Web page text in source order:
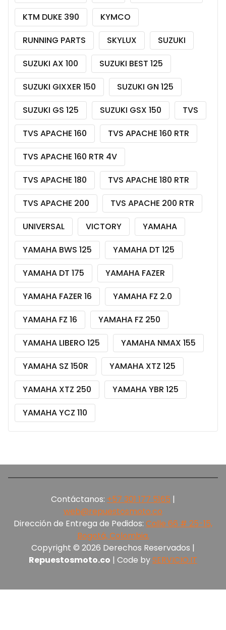
KTM DUKE 390
KYMCO
RUNNING PARTS
SKYLUX
SUZUKI
SUZUKI AX 100
SUZUKI BEST 125
SUZUKI GIXXER 150
SUZUKI GN 125
SUZUKI GS 125
SUZUKI GSX 150
TVS
TVS APACHE 160
TVS APACHE 160 RTR
TVS APACHE 160 RTR 4V
TVS APACHE 180
TVS APACHE 180 RTR
TVS APACHE 200
TVS APACHE 200 RTR
UNIVERSAL
VICTORY
YAMAHA
YAMAHA BWS 125
YAMAHA DT 125
YAMAHA DT 175
YAMAHA FAZER
YAMAHA FAZER 16
YAMAHA FZ 2.0
YAMAHA FZ 16
YAMAHA FZ 250
YAMAHA LIBERO 125
YAMAHA NMAX 155
YAMAHA SZ 150R
YAMAHA XTZ 125
YAMAHA XTZ 250
YAMAHA YBR 125
YAMAHA YCZ 110
Contáctanos: +57 301 177 5165‬ |
web@repuestosmoto.co
Dirección de Entrega de Pedidos: Calle 66 # 25-15,
Bogotá, Colombia.
Copyright © 2026 Derechos Reservados |
Repuestosmoto.co | Code bySERVICIO.IT